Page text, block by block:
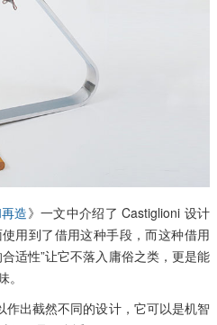
造》一文中介绍了 Castiglioni 设计
用到了借用这种手段，而这种借用
适性”让它不落入庸俗之类，更是能
作出截然不同的设计，它可以是机智